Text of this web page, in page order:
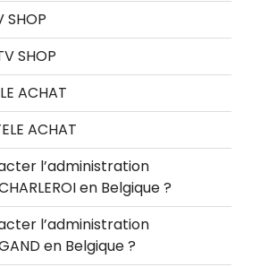
SHOP
SHOP
ACHAT
ACHAT
l’administration
en Belgique ?
l’administration
en Belgique ?